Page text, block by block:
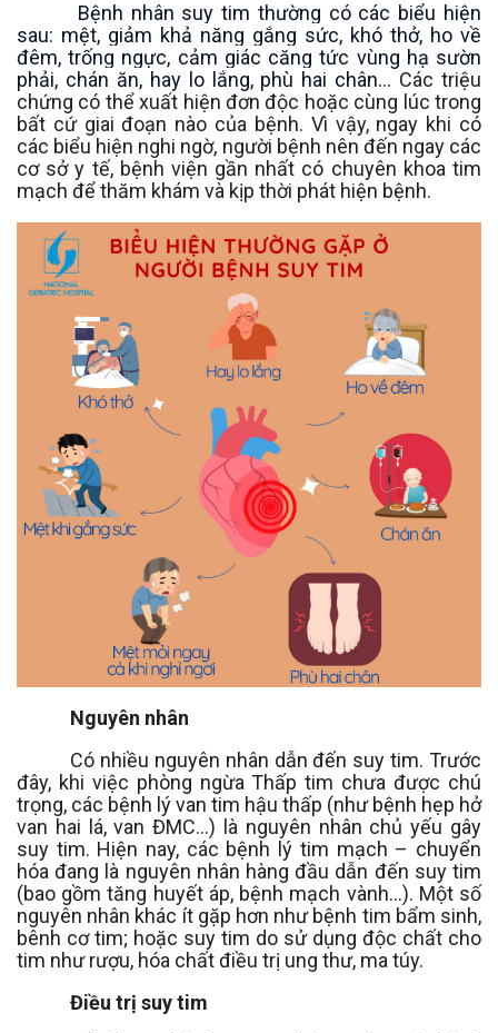
Bệnh nhân suy tim thường có các biểu hiện
sau: mệt, giảm khả năng gắng sức, khó thở, ho về
đêm, trống ngực, cảm giác căng tức vùng hạ sườn
phải, chán ăn, hay lo lắng, phù hai chân… Các triệu
chứng có thể xuất hiện đơn độc hoặc cùng lúc trong
bất cứ giai đoạn nào của bệnh. Vì vậy, ngay khi có
các biểu hiện nghi ngờ, người bệnh nên đến ngay các
cơ sở y tế, bệnh viện gần nhất có chuyên khoa tim
mạch để thăm khám và kịp thời phát hiện bệnh.
Nguyên nhân
Có nhiều nguyên nhân dẫn đến suy tim. Trước
đây, khi việc phòng ngừa Thấp tim chưa được chú
trọng, các bệnh lý van tim hậu thấp (như bệnh hẹp hở
van hai lá, van ĐMC…) là nguyên nhân chủ yếu gây
suy tim. Hiện nay, các bệnh lý tim mạch – chuyển
hóa đang là nguyên nhân hàng đầu dẫn đến suy tim
(bao gồm tăng huyết áp, bệnh mạch vành…). Một số
nguyên nhân khác ít gặp hơn như bệnh tim bẩm sinh,
bênh cơ tim; hoặc suy tim do sử dụng độc chất cho
tim như rượu, hóa chất điều trị ung thư, ma túy.
Điều trị suy tim